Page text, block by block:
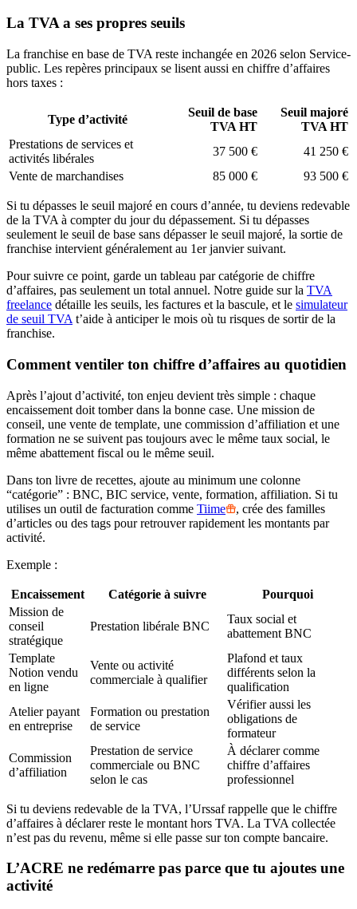
La TVA a ses propres seuils
La franchise en base de TVA reste inchangée en 2026 selon Service-
public. Les repères principaux se lisent aussi en chiffre d’affaires
hors taxes :
Type d’activité
Seuil de base
TVA HT
Seuil majoré
TVA HT
Prestations de services et
activités libérales
37 500 €
41 250 €
Vente de marchandises
85 000 € 93 500 €
Si tu dépasses le seuil majoré en cours d’année, tu deviens redevable
de la TVA à compter du jour du dépassement. Si tu dépasses
seulement le seuil de base sans dépasser le seuil majoré, la sortie de
franchise intervient généralement au 1er janvier suivant.
Pour suivre ce point, garde un tableau par catégorie de chiffre
d’affaires, pas seulement un total annuel. Notre guide sur la TVA
freelance détaille les seuils, les factures et la bascule, et le simulateur
de seuil TVA t’aide à anticiper le mois où tu risques de sortir de la
franchise.
Comment ventiler ton chiffre d’affaires au quotidien
Après l’ajout d’activité, ton enjeu devient très simple : chaque
encaissement doit tomber dans la bonne case. Une mission de
conseil, une vente de template, une commission d’affiliation et une
formation ne se suivent pas toujours avec le même taux social, le
même abattement fiscal ou le même seuil.
Dans ton livre de recettes, ajoute au minimum une colonne
“catégorie” : BNC, BIC service, vente, formation, affiliation. Si tu
utilises un outil de facturation comme Tiime
, crée des familles
d’articles ou des tags pour retrouver rapidement les montants par
activité.
Exemple :
Encaissement Catégorie à suivre
Pourquoi
Mission de
conseil
stratégique
Prestation libérale BNC
Taux social et
abattement BNC
Template
Notion vendu
en ligne
Vente ou activité
commerciale à qualifier
Plafond et taux
différents selon la
qualification
Atelier payant
en entreprise
Formation ou prestation
de service
Vérifier aussi les
obligations de
formateur
Commission
d’affiliation
Prestation de service
commerciale ou BNC
selon le cas
À déclarer comme
chiffre d’affaires
professionnel
Si tu deviens redevable de la TVA, l’Urssaf rappelle que le chiffre
d’affaires à déclarer reste le montant hors TVA. La TVA collectée
n’est pas du revenu, même si elle passe sur ton compte bancaire.
L’ACRE ne redémarre pas parce que tu ajoutes une
activité